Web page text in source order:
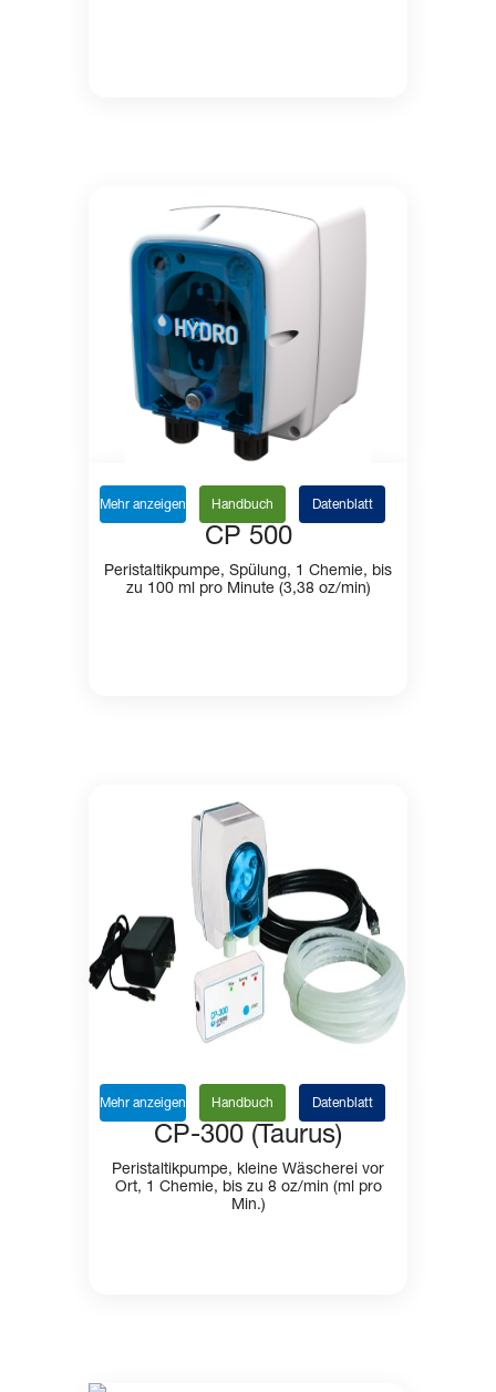
Mehr anzeigen Handbuch Datenblatt
CP 500
Peristaltikpumpe, Spülung, 1 Chemie, bis
zu 100 ml pro Minute (3,38 oz/min)
Mehr anzeigen Handbuch Datenblatt
CP-300 (Taurus)
Peristaltikpumpe, kleine Wäscherei vor
Ort, 1 Chemie, bis zu 8 oz/min (ml pro
Min.)